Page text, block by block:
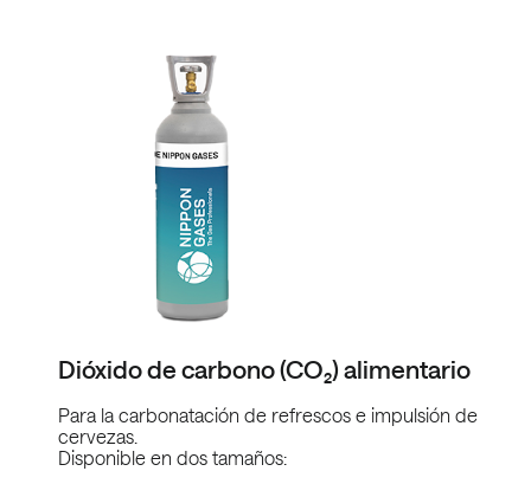
Dióxido de carbono (CO₂) alimentario
Para la carbonatación de refrescos e impulsión de
cervezas.
Disponible en dos tamaños: